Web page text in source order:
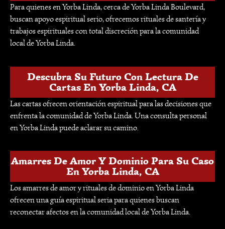
Para quienes en Yorba Linda, cerca de Yorba Linda Boulevard,
buscan apoyo espiritual serio, ofrecemos rituales de santería y
trabajos espirituales con total discreción para la comunidad
local de Yorba Linda.
Descubra Su Futuro Con Lectura De
Cartas En Yorba Linda, CA
Las cartas ofrecen orientación espiritual para las decisiones que
enfrenta la comunidad de Yorba Linda. Una consulta personal
en Yorba Linda puede aclarar su camino.
Amarres De Amor Y Dominio Para Su Caso
En Yorba Linda, CA
Los amarres de amor y rituales de dominio en Yorba Linda
ofrecen una guía espiritual seria para quienes buscan
reconectar afectos en la comunidad local de Yorba Linda.